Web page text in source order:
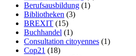
Berufsausbildung (1)
Bibliotheken (3)
BREXIT (15)
Buchhandel (1)
Consultation citoyennes (1)
Cop21 (18)